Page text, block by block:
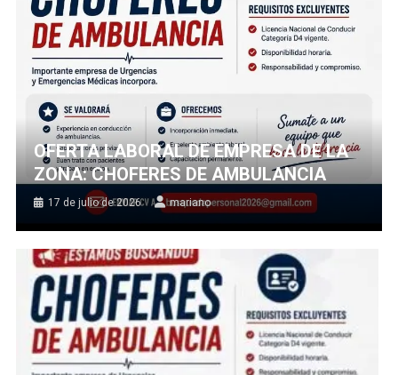
OFERTA LABORAL DE EMPRESA DE LA
ZONA: CHOFERES DE AMBULANCIA
17 de julio de 2026 mariano